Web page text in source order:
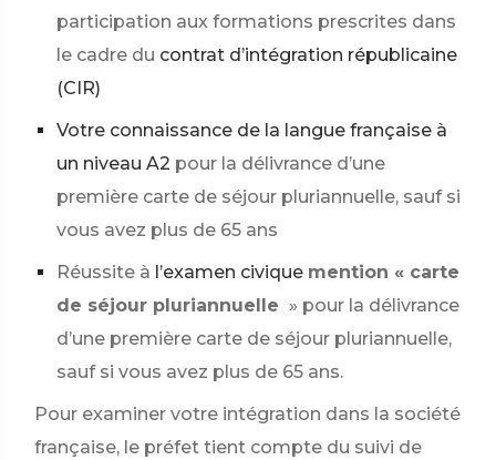
participation aux formations prescrites dans
le cadre du contrat d’intégration républicaine
(CIR)
Votre connaissance de la langue française à
un niveau A2 pour la délivrance d’une
première carte de séjour pluriannuelle, sauf si
vous avez plus de 65 ans
Réussite à l’examen civique mention « carte
de séjour pluriannuelle » pour la délivrance
d’une première carte de séjour pluriannuelle,
sauf si vous avez plus de 65 ans.
Pour examiner votre intégration dans la société
française, le préfet tient compte du suivi de